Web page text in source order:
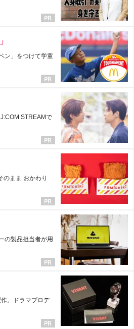
ン」をつけて学童
STREAMで
のまま おかわり
の製品担当者が用
。ドラマプロデ